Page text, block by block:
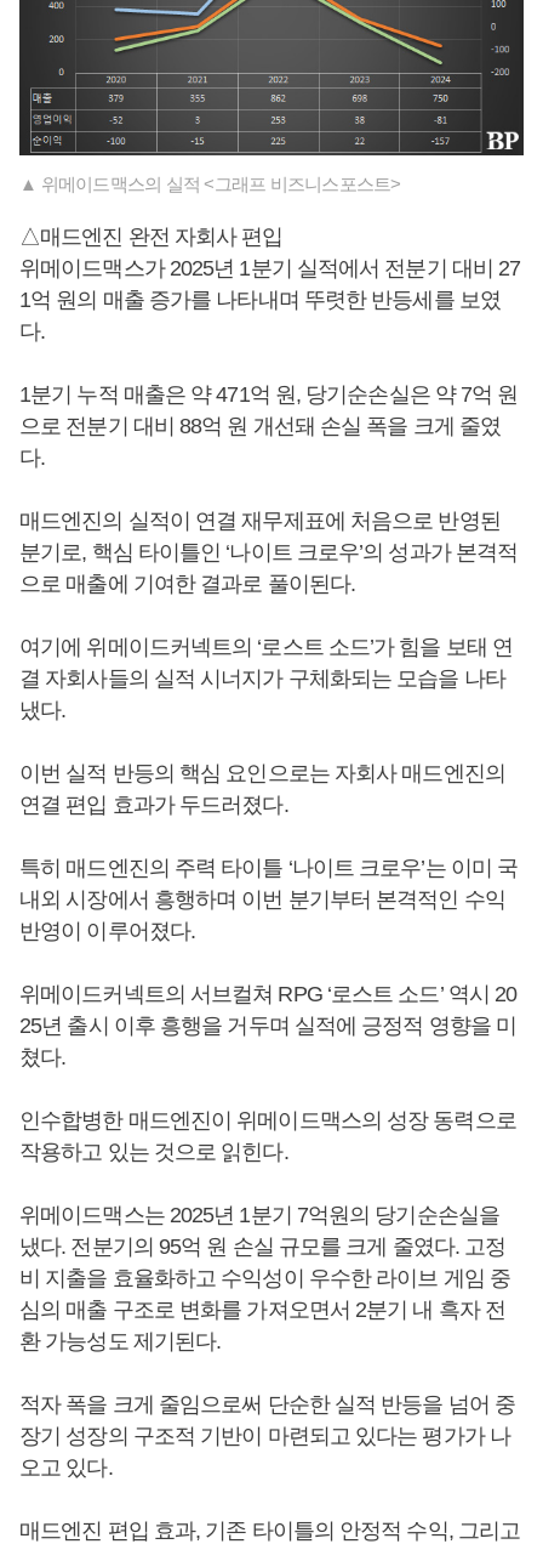
▲ 위메이드맥스의 실적 <그래프 비즈니스포스트>
△매드엔진 완전 자회사 편입
위메이드맥스가 2025년 1분기 실적에서 전분기 대비 27
1억 원의 매출 증가를 나타내며 뚜렷한 반등세를 보였
다.
1분기 누적 매출은 약 471억 원, 당기순손실은 약 7억 원
으로 전분기 대비 88억 원 개선돼 손실 폭을 크게 줄였
다.
매드엔진의 실적이 연결 재무제표에 처음으로 반영된
분기로, 핵심 타이틀인 ‘나이트 크로우’의 성과가 본격적
으로 매출에 기여한 결과로 풀이된다.
여기에 위메이드커넥트의 ‘로스트 소드’가 힘을 보태 연
결 자회사들의 실적 시너지가 구체화되는 모습을 나타
냈다.
이번 실적 반등의 핵심 요인으로는 자회사 매드엔진의
연결 편입 효과가 두드러졌다.
특히 매드엔진의 주력 타이틀 ‘나이트 크로우’는 이미 국
내외 시장에서 흥행하며 이번 분기부터 본격적인 수익
반영이 이루어졌다.
위메이드커넥트의 서브컬쳐 RPG ‘로스트 소드’ 역시 20
25년 출시 이후 흥행을 거두며 실적에 긍정적 영향을 미
쳤다.
인수합병한 매드엔진이 위메이드맥스의 성장 동력으로
작용하고 있는 것으로 읽힌다.
위메이드맥스는 2025년 1분기 7억원의 당기순손실을
냈다. 전분기의 95억 원 손실 규모를 크게 줄였다. 고정
비 지출을 효율화하고 수익성이 우수한 라이브 게임 중
심의 매출 구조로 변화를 가져오면서 2분기 내 흑자 전
환 가능성도 제기된다.
적자 폭을 크게 줄임으로써 단순한 실적 반등을 넘어 중
장기 성장의 구조적 기반이 마련되고 있다는 평가가 나
오고 있다.
매드엔진 편입 효과, 기존 타이틀의 안정적 수익, 그리고